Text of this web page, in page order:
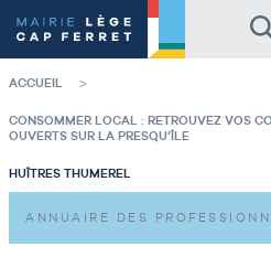
au
contenu
de
la
au
pied
de
page
ACCUEIL
CONSOMMER LOCAL : RETROUVEZ VOS
OUVERTS SUR LA PRESQU’ÎLE
HUÎTRES THUMEREL
ANNUAIRE DES